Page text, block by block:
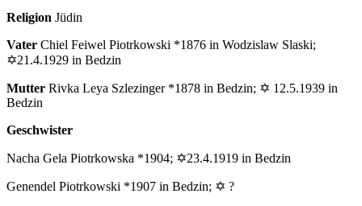
Religion Jüdin
Vater Chiel Feiwel Piotrkowski *1876 in Wodzislaw Slaski;
✡21.4.1929 in Bedzin
Mutter Rivka Leya Szlezinger *1878 in Bedzin; ✡ 12.5.1939 in
Bedzin
Geschwister
Nacha Gela Piotrkowska *1904; ✡23.4.1919 in Bedzin
Genendel Piotrkowski *1907 in Bedzin; ✡ ?